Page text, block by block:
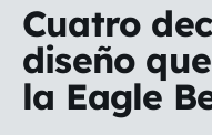
Cuatro
diseño
la Eagle